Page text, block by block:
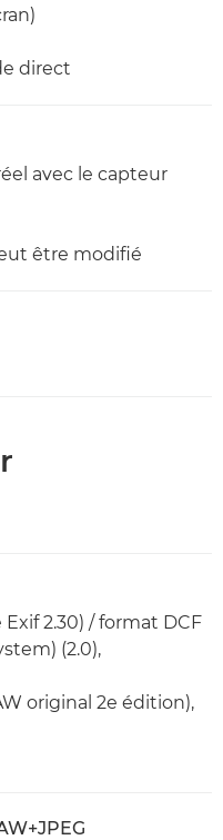
direct
avec le capteur
être modifié
2.30) / format DCF
(2.0),
original 2e édition),